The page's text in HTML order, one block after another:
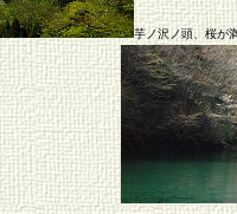
芋ノ沢ノ頭、桜が